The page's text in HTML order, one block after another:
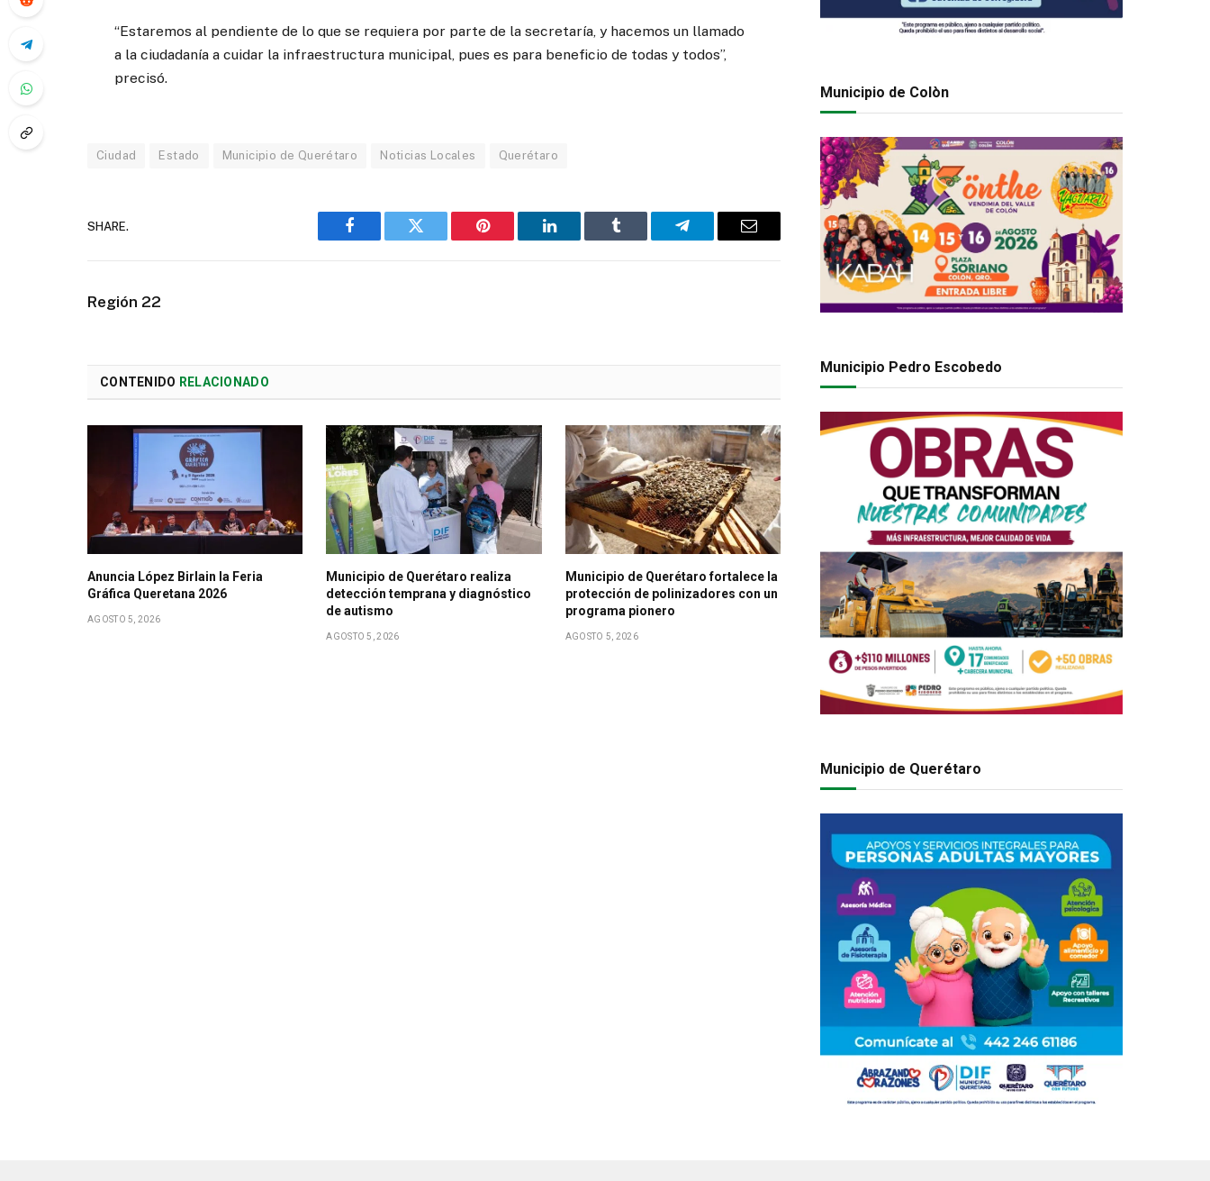
“Estaremos al pendiente de lo que se requiera por parte de la secretaría, y hacemos un llamado
a la ciudadanía a cuidar la infraestructura municipal, pues es para beneficio de todas y todos”,
precisó.
Ciudad Estado Municipio de Querétaro Noticias Locales Querétaro
SHARE.
Facebook Twitter Pinterest LinkedIn Tumblr Telegram Email
Región 22
CONTENIDO RELACIONADO
Anuncia López Birlain la Feria
Gráfica Queretana 2026
AGOSTO 5, 2026
Municipio de Querétaro realiza
detección temprana y diagnóstico
de autismo
AGOSTO 5, 2026
Municipio de Querétaro fortalece la
protección de polinizadores con un
programa pionero
AGOSTO 5, 2026
Municipio de Colòn
Municipio Pedro Escobedo
Municipio de Querétaro